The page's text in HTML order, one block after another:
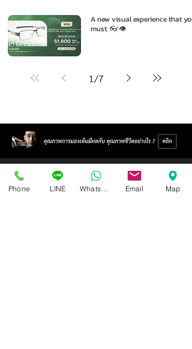
A new visual experience that you
must. 👓👁️
1/7
Phone LINE Email Map